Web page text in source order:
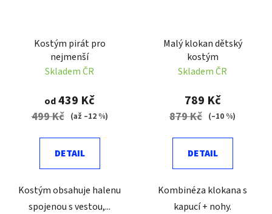
Kostým pirát pro
nejmenší
Skladem ČR
od439 Kč
499 Kč (až –12 %)
DETAIL
Kostým obsahuje halenu
spojenou s vestou,...
Malý klokan dětský
kostým
Skladem ČR
789 Kč
879 Kč (–10 %)
DETAIL
Kombinéza klokana s
kapucí + nohy.